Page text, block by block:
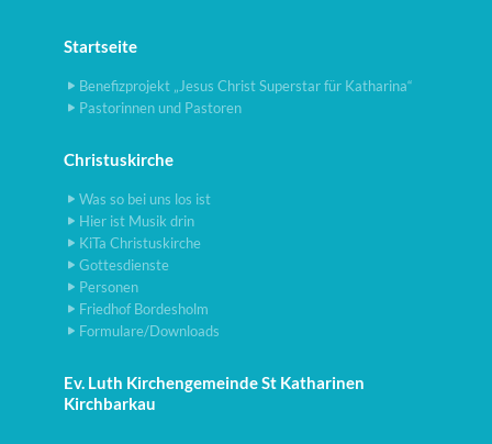
Startseite
Benefizprojekt „Jesus Christ Superstar für Katharina“
Pastorinnen und Pastoren
Christuskirche
Was so bei uns los ist
Hier ist Musik drin
KiTa Christuskirche
Gottesdienste
Personen
Friedhof Bordesholm
Formulare/Downloads
Ev. Luth Kirchengemeinde St Katharinen
Kirchbarkau